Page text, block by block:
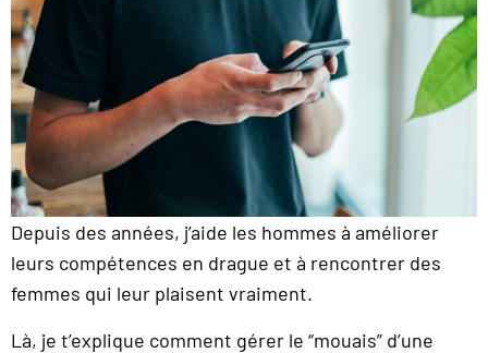
Depuis des années, j’aide les hommes à améliorer
leurs compétences en drague et à rencontrer des
femmes qui leur plaisent vraiment.
Là, je t’explique comment gérer le “mouais” d’une